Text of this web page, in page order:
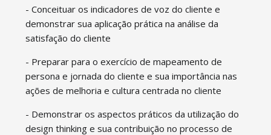
- Conceituar os indicadores de voz do cliente e
demonstrar sua aplicação prática na análise da
satisfação do cliente
- Preparar para o exercício de mapeamento de
persona e jornada do cliente e sua importância nas
ações de melhoria e cultura centrada no cliente
- Demonstrar os aspectos práticos da utilização do
design thinking e sua contribuição no processo de